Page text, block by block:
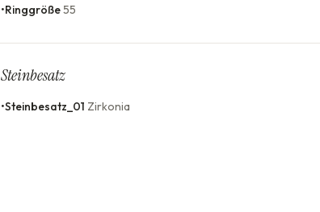
•Ringgröße55
Steinbesatz
•Steinbesatz_01 Zirkonia